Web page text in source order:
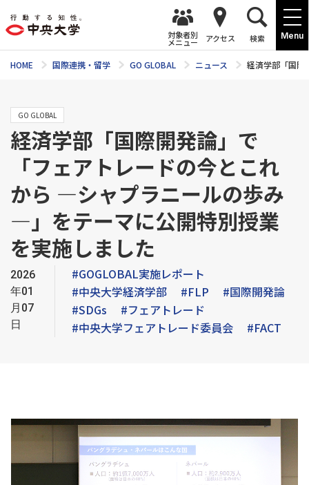
Menu
対象者別
メニュー アクセス 検索
HOME 国際連携・留学 GO GLOBAL ニュース 経済学部「国際
GO GLOBAL
経済学部「国際開発論」で
「フェアトレードの今とこれ
から ―シャプラニールの歩み
―」をテーマに公開特別授業
を実施しました
2026
年01
月07
日
#GOGLOBAL実施レポート
#中央大学経済学部
#FLP
#国際開発論
#SDGs
#フェアトレード
#中央大学フェアトレード委員会
#FACT